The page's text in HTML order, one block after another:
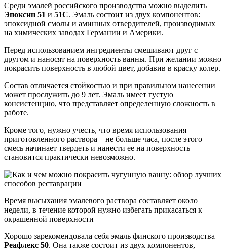
Среди эмалей российского производства можно выделить
Эпоксин 51 и 51С. Эмаль состоит из двух компонентов:
эпоксидной смолы и аминных отвердителей, производимых
на химических заводах Германии и Америки.
Перед использованием ингредиенты смешивают друг с
другом и наносят на поверхность ванны. При желании можно
покрасить поверхность в любой цвет, добавив в краску колер.
Состав отличается стойкостью и при правильном нанесении
может прослужить до 9 лет. Эмаль имеет густую
консистенцию, что представляет определенную сложность в
работе.
Кроме того, нужно учесть, что время использования
приготовленного раствора – не больше часа, после этого
смесь начинает твердеть и нанести ее на поверхность
становится практически невозможно.
Время высыхания эмалевого раствора составляет около
недели, в течение которой нужно избегать прикасаться к
окрашенной поверхности
Хорошо зарекомендовала себя эмаль финского производства
Реафлекс 50. Она также состоит из двух компонентов,